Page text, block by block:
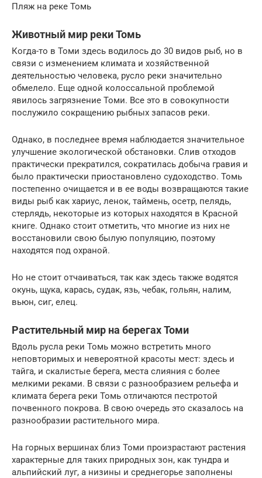
Пляж на реке Томь
Животный мир реки Томь
Когда-то в Томи здесь водилось до 30 видов рыб, но в
связи с изменением климата и хозяйственной
деятельностью человека, русло реки значительно
обмелело. Еще одной колоссальной проблемой
явилось загрязнение Томи. Все это в совокупности
послужило сокращению рыбных запасов реки.
Однако, в последнее время наблюдается значительное
улучшение экологической обстановки. Слив отходов
практически прекратился, сократилась добыча гравия и
было практически приостановлено судоходство. Томь
постепенно очищается и в ее воды возвращаются такие
виды рыб как хариус, ленок, таймень, осетр, пелядь,
стерлядь, некоторые из которых находятся в Красной
книге. Однако стоит отметить, что многие из них не
восстановили свою былую популяцию, поэтому
находятся под охраной.
Но не стоит отчаиваться, так как здесь также водятся
окунь, щука, карась, судак, язь, чебак, гольян, налим,
вьюн, сиг, елец.
Растительный мир на берегах Томи
Вдоль русла реки Томь можно встретить много
неповторимых и невероятной красоты мест: здесь и
тайга, и скалистые берега, места слияния с более
мелкими реками. В связи с разнообразием рельефа и
климата берега реки Томь отличаются пестротой
почвенного покрова. В свою очередь это сказалось на
разнообразии растительного мира.
На горных вершинах близ Томи произрастают растения
характерные для таких природных зон, как тундра и
альпийский луг, а низины и среднегорье заполнены